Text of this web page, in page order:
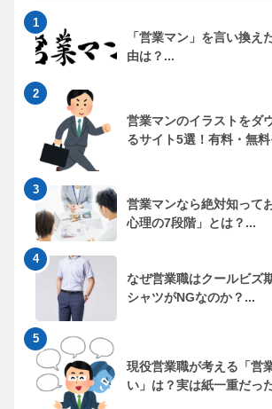
「営業マン」を言い換え
由は？...
営業マンのイラストをダ
るサイト5選！有料・無
営業マンなら絶対知って
心理の7段階」とは？...
なぜ営業職はクールビズ
シャツがNGなのか？...
現役営業職が考える「営
い」は？実は紙一重だっ